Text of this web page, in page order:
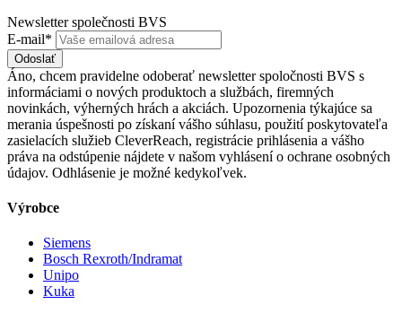
Newsletter společnosti BVS
E-mail*
Odoslať
Áno, chcem pravidelne odoberať newsletter spoločnosti BVS s
informáciami o nových produktoch a službách, firemných
novinkách, výherných hrách a akciách. Upozornenia týkajúce sa
merania úspešnosti po získaní vášho súhlasu, použití poskytovateľa
zasielacích služieb CleverReach, registrácie prihlásenia a vášho
práva na odstúpenie nájdete v našom vyhlásení o ochrane osobných
údajov. Odhlásenie je možné kedykoľvek.
Výrobce
Siemens
Bosch Rexroth/Indramat
Unipo
Kuka